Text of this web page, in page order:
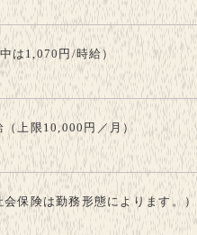
は1,070円/時給）
（上限10,000円／月）
保険は勤務形態によります。）